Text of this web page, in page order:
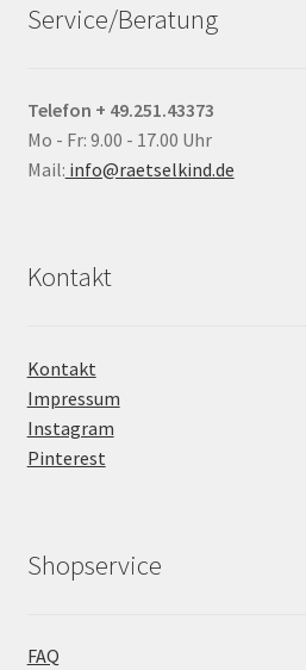
Service/Beratung
Telefon + 49.251.43373
Mo - Fr: 9.00 - 17.00 Uhr
Mail: info@raetselkind.de
Kontakt
Kontakt
Impressum
Instagram
Pinterest
Shopservice
FAQ